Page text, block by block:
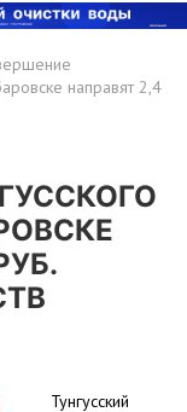
направят 2,4
Тунгусский